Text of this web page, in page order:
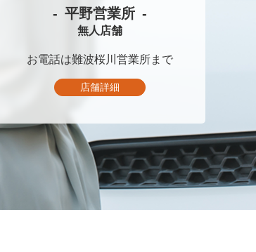
平野営業所
無人店舗
お電話は難波桜川営業所まで
店舗詳細